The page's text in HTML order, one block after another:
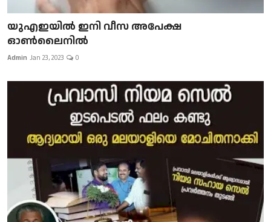
യുഎഇയിൽ ഇനി വീസ അപേക്ഷ
ഓൺലൈനിൽ
Admin Jan 23, 2023 0